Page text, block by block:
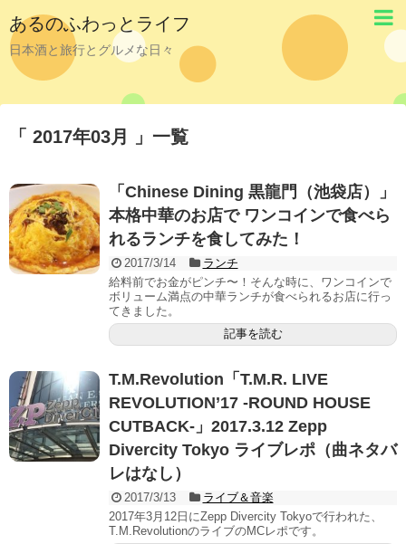
あるのふわっとライフ
日本酒と旅行とグルメな日々
「 2017年03月 」一覧
「Chinese Dining 黒龍門（池袋店）」
本格中華のお店で ワンコインで食べら
れるランチを食してみた！
2017/3/14
ランチ
給料前でお金がピンチ〜！そんな時に、ワンコインで
ボリューム満点の中華ランチが食べられるお店に行っ
てきました。
記事を読む
T.M.Revolution「T.M.R. LIVE
REVOLUTION’17 -ROUND HOUSE
CUTBACK-」2017.3.12 Zepp
Divercity Tokyo ライブレポ（曲ネタバ
レはなし）
2017/3/13
ライブ＆音楽
2017年3月12日にZepp Divercity Tokyoで行われた、
T.M.RevolutionのライブのMCレポです。